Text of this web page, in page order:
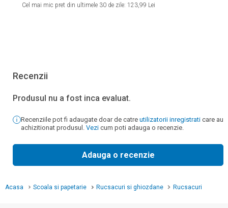
Cel mai mic pret din ultimele 30 de zile: 123,99 Lei
Recenzii
Produsul nu a fost inca evaluat.
Recenziile pot fi adaugate doar de catre utilizatorii inregistrati care au
achizitionat produsul. Vezi cum poti adauga o recenzie.
Adauga o recenzie
Acasa Scoala si papetarie Rucsacuri si ghiozdane Rucsacuri